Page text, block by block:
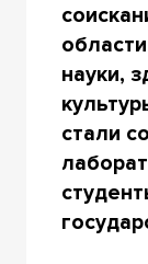
науки,
стали